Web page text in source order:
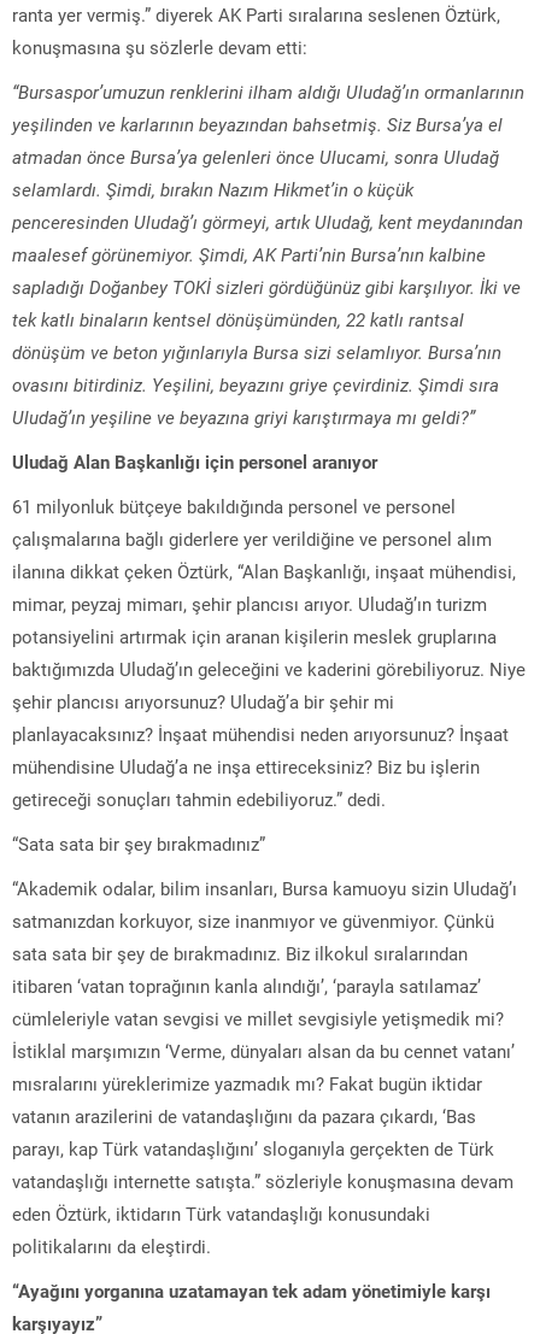
ranta yer vermiş.” diyerek AK Parti sıralarına seslenen Öztürk,
konuşmasına şu sözlerle devam etti:
“Bursaspor’umuzun renklerini ilham aldığı Uludağ’ın ormanlarının
yeşilinden ve karlarının beyazından bahsetmiş. Siz Bursa’ya el
atmadan önce Bursa’ya gelenleri önce Ulucami, sonra Uludağ
selamlardı. Şimdi, bırakın Nazım Hikmet’in o küçük
penceresinden Uludağ’ı görmeyi, artık Uludağ, kent meydanından
maalesef görünemiyor. Şimdi, AK Parti’nin Bursa’nın kalbine
sapladığı Doğanbey TOKİ sizleri gördüğünüz gibi karşılıyor. İki ve
tek katlı binaların kentsel dönüşümünden, 22 katlı rantsal
dönüşüm ve beton yığınlarıyla Bursa sizi selamlıyor. Bursa’nın
ovasını bitirdiniz. Yeşilini, beyazını griye çevirdiniz. Şimdi sıra
Uludağ’ın yeşiline ve beyazına griyi karıştırmaya mı geldi?”
Uludağ Alan Başkanlığı için personel aranıyor
61 milyonluk bütçeye bakıldığında personel ve personel
çalışmalarına bağlı giderlere yer verildiğine ve personel alım
ilanına dikkat çeken Öztürk, “Alan Başkanlığı, inşaat mühendisi,
mimar, peyzaj mimarı, şehir plancısı arıyor. Uludağ’ın turizm
potansiyelini artırmak için aranan kişilerin meslek gruplarına
baktığımızda Uludağ’ın geleceğini ve kaderini görebiliyoruz. Niye
şehir plancısı arıyorsunuz? Uludağ’a bir şehir mi
planlayacaksınız? İnşaat mühendisi neden arıyorsunuz? İnşaat
mühendisine Uludağ’a ne inşa ettireceksiniz? Biz bu işlerin
getireceği sonuçları tahmin edebiliyoruz.” dedi.
“Sata sata bir şey bırakmadınız”
“Akademik odalar, bilim insanları, Bursa kamuoyu sizin Uludağ’ı
satmanızdan korkuyor, size inanmıyor ve güvenmiyor. Çünkü
sata sata bir şey de bırakmadınız. Biz ilkokul sıralarından
itibaren ‘vatan toprağının kanla alındığı’, ‘parayla satılamaz’
cümleleriyle vatan sevgisi ve millet sevgisiyle yetişmedik mi?
İstiklal marşımızın ‘Verme, dünyaları alsan da bu cennet vatanı’
mısralarını yüreklerimize yazmadık mı? Fakat bugün iktidar
vatanın arazilerini de vatandaşlığını da pazara çıkardı, ‘Bas
parayı, kap Türk vatandaşlığını’ sloganıyla gerçekten de Türk
vatandaşlığı internette satışta.” sözleriyle konuşmasına devam
eden Öztürk, iktidarın Türk vatandaşlığı konusundaki
politikalarını da eleştirdi.
“Ayağını yorganına uzatamayan tek adam yönetimiyle karşı
karşıyayız”